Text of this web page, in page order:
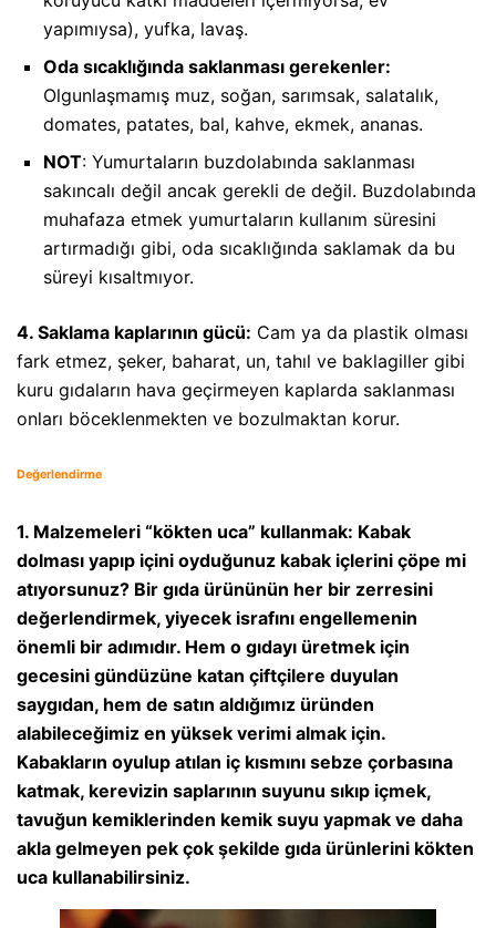
yapımıysa), yufka, lavaş.
Oda sıcaklığında saklanması gerekenler:
Olgunlaşmamış muz, soğan, sarımsak, salatalık,
domates, patates, bal, kahve, ekmek, ananas.
NOT: Yumurtaların buzdolabında saklanması
sakıncalı değil ancak gerekli de değil. Buzdolabında
muhafaza etmek yumurtaların kullanım süresini
artırmadığı gibi, oda sıcaklığında saklamak da bu
süreyi kısaltmıyor.
4. Saklama kaplarının gücü: Cam ya da plastik olması
fark etmez, şeker, baharat, un, tahıl ve baklagiller gibi
kuru gıdaların hava geçirmeyen kaplarda saklanması
onları böceklenmekten ve bozulmaktan korur.
Değerlendirme
1. Malzemeleri “kökten uca” kullanmak: Kabak
dolması yapıp içini oyduğunuz kabak içlerini çöpe mi
atıyorsunuz? Bir gıda ürününün her bir zerresini
değerlendirmek, yiyecek israfını engellemenin
önemli bir adımıdır. Hem o gıdayı üretmek için
gecesini gündüzüne katan çiftçilere duyulan
saygıdan, hem de satın aldığımız üründen
alabileceğimiz en yüksek verimi almak için.
Kabakların oyulup atılan iç kısmını sebze çorbasına
katmak, kerevizin saplarının suyunu sıkıp içmek,
tavuğun kemiklerinden kemik suyu yapmak ve daha
akla gelmeyen pek çok şekilde gıda ürünlerini kökten
uca kullanabilirsiniz.